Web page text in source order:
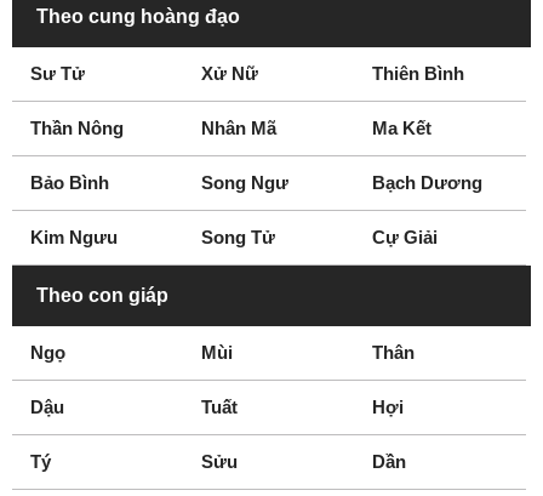
Theo cung hoàng đạo
Sư Tử Xử Nữ Thiên Bình
Thần Nông Nhân Mã Ma Kết
Bảo Bình Song Ngư Bạch Dương
Kim Ngưu Song Tử Cự Giải
Theo con giáp
Ngọ Mùi Thân
Dậu Tuất Hợi
Tý Sửu Dần